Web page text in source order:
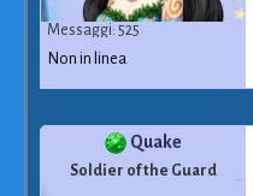
Messaggi: 525
Non in linea
Quake
Soldier of the Guard